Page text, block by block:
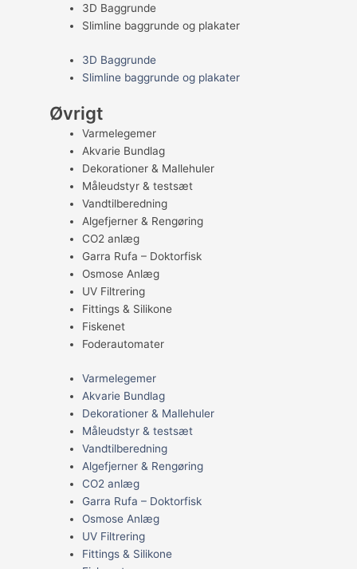
3D Baggrunde
Slimline baggrunde og plakater
3D Baggrunde
Slimline baggrunde og plakater
Øvrigt
Varmelegemer
Akvarie Bundlag
Dekorationer & Mallehuler
Måleudstyr & testsæt
Vandtilberedning
Algefjerner & Rengøring
CO2 anlæg
Garra Rufa – Doktorfisk
Osmose Anlæg
UV Filtrering
Fittings & Silikone
Fiskenet
Foderautomater
Varmelegemer
Akvarie Bundlag
Dekorationer & Mallehuler
Måleudstyr & testsæt
Vandtilberedning
Algefjerner & Rengøring
CO2 anlæg
Garra Rufa – Doktorfisk
Osmose Anlæg
UV Filtrering
Fittings & Silikone